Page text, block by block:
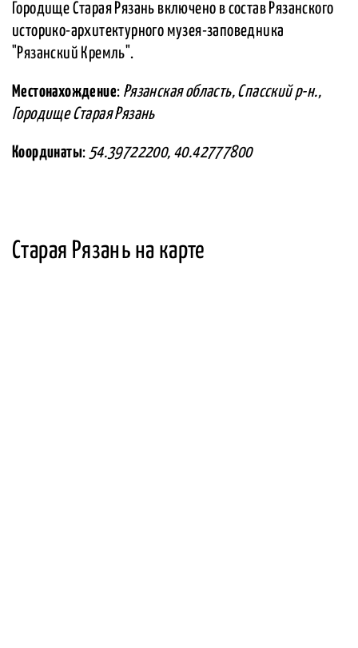
Городище Старая Рязань включено в состав Рязанского
историко-архитектурного музея-заповедника
"Рязанский Кремль".
Местонахождение: Рязанская область, Спасский р-н.,
Городище Старая Рязань
Координаты: 54.39722200, 40.42777800
Старая Рязань на карте